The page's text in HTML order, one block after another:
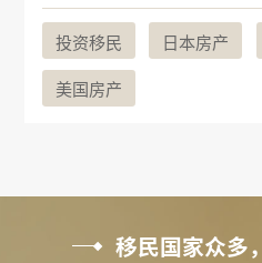
投资移民 日本房产
美国房产
移民国家众多